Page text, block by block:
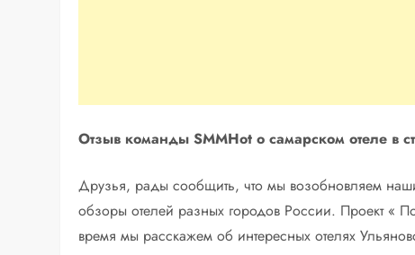
Отзыв команды SMMHot о самарском отеле в
Друзья, рады сообщить, что мы возобновляем
обзоры отелей разных городов России. Проект «
время мы расскажем об интересных отелях